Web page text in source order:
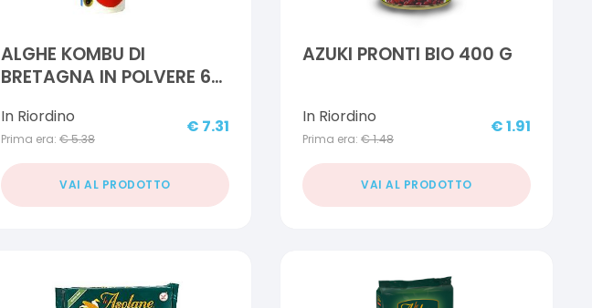
ALGHE KOMBU DI
BRETAGNA IN POLVERE 60
In Riordino
Prima era: €5.38
€ 7.31
VAI AL PRODOTTO
AZUKI PRONTI BIO 400 G
In Riordino
Prima era: €1.48
€1.91
VAI AL PRODOTTO